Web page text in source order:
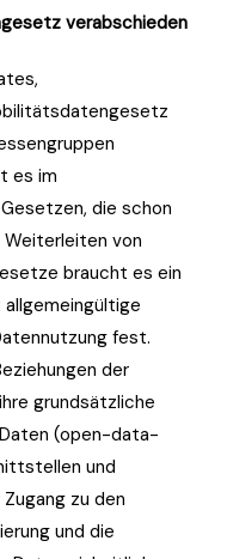
verabschieden
es im
die schon
Weiterleiten von
braucht es ein
fest.
der
grundsätzliche
(open-data-
und
zu den
und die